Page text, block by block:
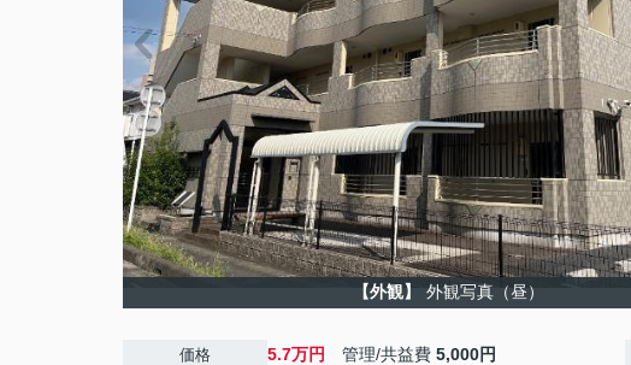
【外観】 外観写真（昼）
価格 5.7万円 管理/共益費 5,000円